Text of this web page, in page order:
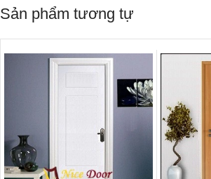
Sản phẩm tương tự